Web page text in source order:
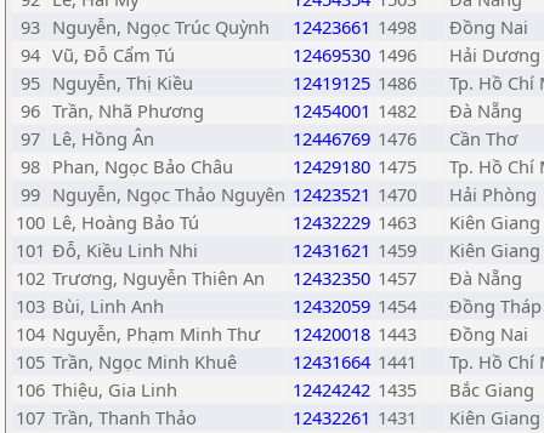
93 Nguyễn, Ngọc Trúc Quỳnh 12423661 1498
Đồng Nai
94 Vũ, Đỗ Cẩm Tú 12469530 1496
Hải Dương
95 Nguyễn, Thị Kiều 12419125 1486
Tp. Hồ Chí
96 Trần, Nhã Phương 12454001 1482
Đà Nẵng
97 Lê, Hồng Ân 12446769 1476
Cần Thơ
98 Phan, Ngọc Bảo Châu 12429180 1475
Tp. Hồ Chí
99 Nguyễn, Ngọc Thảo Nguyên 12423521 1470
Hải Phòng
100 Lê, Hoàng Bảo Tú 12432229 1463
Kiên Giang
101 Đỗ, Kiều Linh Nhi 12431621 1459
Kiên Giang
102 Trương, Nguyễn Thiên An 12432350 1457
Đà Nẵng
103 Bùi, Linh Anh 12432059 1454
Đồng Tháp
104 Nguyễn, Phạm Minh Thư 12420018 1443
Đồng Nai
105 Trần, Ngọc Minh Khuê 12431664 1441
Tp. Hồ Chí
106 Thiệu, Gia Linh 12424242 1435
Bắc Giang
107 Trần, Thanh Thảo 12432261 1431
Kiên Giang